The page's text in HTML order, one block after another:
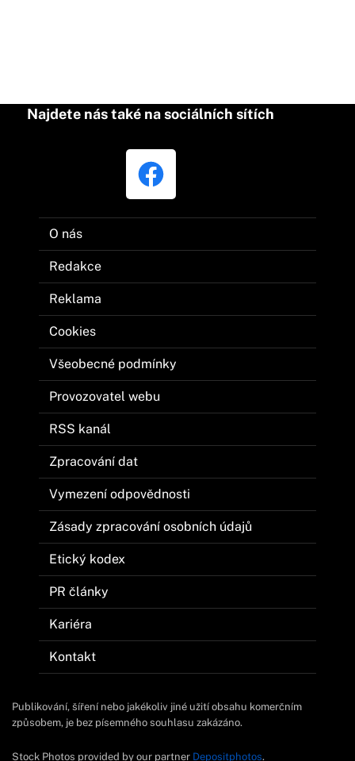
Najdete nás také na sociálních sítích
O nás
Redakce
Reklama
Cookies
Všeobecné podmínky
Provozovatel webu
RSS kanál
Zpracování dat
Vymezení odpovědnosti
Zásady zpracování osobních údajů
Etický kodex
PR články
Kariéra
Kontakt
Publikování, šíření nebo jakékoliv jiné užití obsahu komerčním
způsobem, je bez písemného souhlasu zakázáno.
Stock Photos provided by our partner Depositphotos.